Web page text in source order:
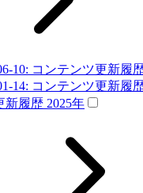
10: コンテンツ更新履
14: コンテンツ更新履
新履歴 2025年